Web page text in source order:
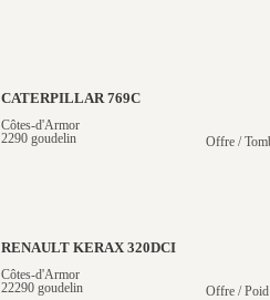
CATERPILLAR 769C
Côtes-d'Armor
2290 goudelin
Offre /
RENAULT KERAX 320DCI
Côtes-d'Armor
22290 goudelin
Offre /